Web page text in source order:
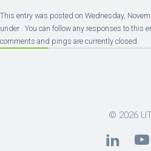
This entry was posted on Wednesday,
under . You can follow any responses to this
comments and pings are currently closed.
© 2026